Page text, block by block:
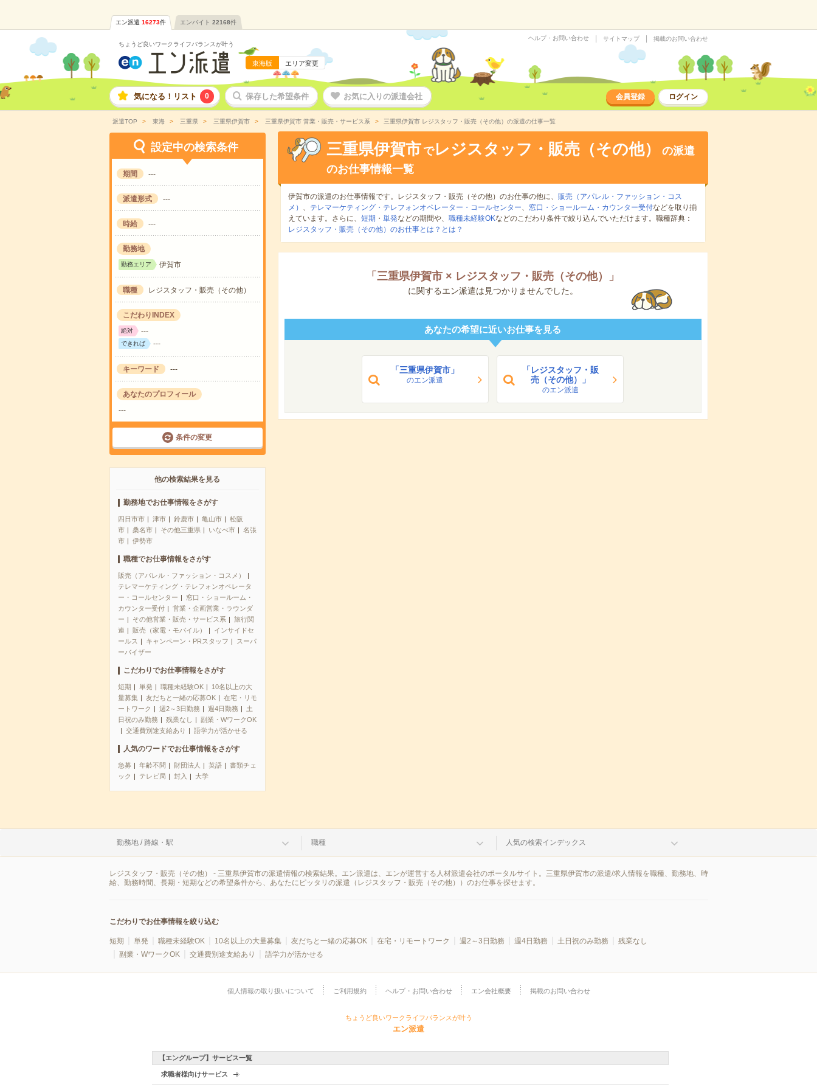
エン派遣 16273件 エンバイト 22168件
ちょうど良いワークライフバランスが叶う
東海版 エリア変更
ヘルプ・お問い合わせ サイトマップ 掲載のお問い合わせ
気になる！リスト 0 保存した希望条件 お気に入りの派遣会社 会員登録 ログイン
派遣TOP 東海 三重県 三重県伊賀市 三重県伊賀市 営業・販売・サービス系 三重県伊賀市 レジスタッフ・販売（その他）の派遣の仕事一覧
設定中の検索条件
期間 ---
派遣形式 ---
時給 ---
勤務地
勤務エリア 伊賀市
職種 レジスタッフ・販売（その他）
こだわりINDEX
絶対 ---
できれば ---
キーワード ---
あなたのプロフィール
---
条件の変更
他の検索結果を見る
勤務地でお仕事情報をさがす
四日市市 津市 鈴鹿市 亀山市
松阪
市
桑名市 その他三重県 いなべ市
名張
市
伊勢市
職種でお仕事情報をさがす
販売（アパレル・ファッション・コスメ）
テレマーケティング・テレフォンオペレータ
ー・コールセンター
窓口・ショールーム・
カウンター受付
営業・企画営業・ラウンダ
ー
その他営業・販売・サービス系
旅行関
連
販売（家電・モバイル）
インサイドセ
ールス
キャンペーン・PRスタッフ
スーパ
ーバイザー
こだわりでお仕事情報をさがす
短期 単発 職種未経験OK
10名以上の大
量募集
友だちと一緒の応募OK
在宅・リモ
ートワーク
週2～3日勤務 週4日勤務
土
日祝のみ勤務
残業なし
副業・WワークOK
交通費別途支給あり
語学力が活かせる
人気のワードでお仕事情報をさがす
急募 年齢不問 財団法人 英語
書類チェ
ック
テレビ局 封入 大学
三重県伊賀市 でレジスタッフ・販売（その他）
の派遣
のお仕事情報一覧
伊賀市の派遣のお仕事情報です。レジスタッフ・販売（その他）のお仕事の他に、 販売（アパレル・ファッション・コス
メ） 、 テレマーケティング・テレフォンオペレーター・コールセンター、 窓口・ショールーム・カウンター受付などを取り揃
えています。さらに、 短期 ・ 単発などの期間や、 職種未経験OKなどのこだわり条件で絞り込んでいただけます。職種辞典：
レジスタッフ・販売（その他）のお仕事とは？とは？
「 三重県伊賀市 × レジスタッフ・販売（その他） 」
に関するエン派遣は見つかりませんでした。
あなたの希望に近いお仕事を見る
「三重県伊賀市」
のエン派遣
「レジスタッフ・販
売（その他）」
のエン派遣
勤務地 / 路線・駅 職種 人気の検索インデックス
レジスタッフ・販売（その他） - 三重県伊賀市の派遣情報の検索結果。エン派遣は、エンが運営する人材派遣会社のポータルサイト。三重県伊賀市の派遣/求人情報を職種、勤務地、時
給、勤務時間、長期・短期などの希望条件から、あなたにピッタリの派遣（レジスタッフ・販売（その他））のお仕事を探せます。
こだわりでお仕事情報を絞り込む
短期 単発 職種未経験OK 10名以上の大量募集 友だちと一緒の応募OK 在宅・リモートワーク 週2～3日勤務 週4日勤務 土日祝のみ勤務
残業なし
副業・WワークOK
交通費別途支給あり 語学力が活かせる
個人情報の取り扱いについて ご利用規約 ヘルプ・お問い合わせ エン会社概要 掲載のお問い合わせ
ちょうど良いワークライフバランスが叶う
エン派遣
【エングループ】サービス一覧
求職者様向けサービス